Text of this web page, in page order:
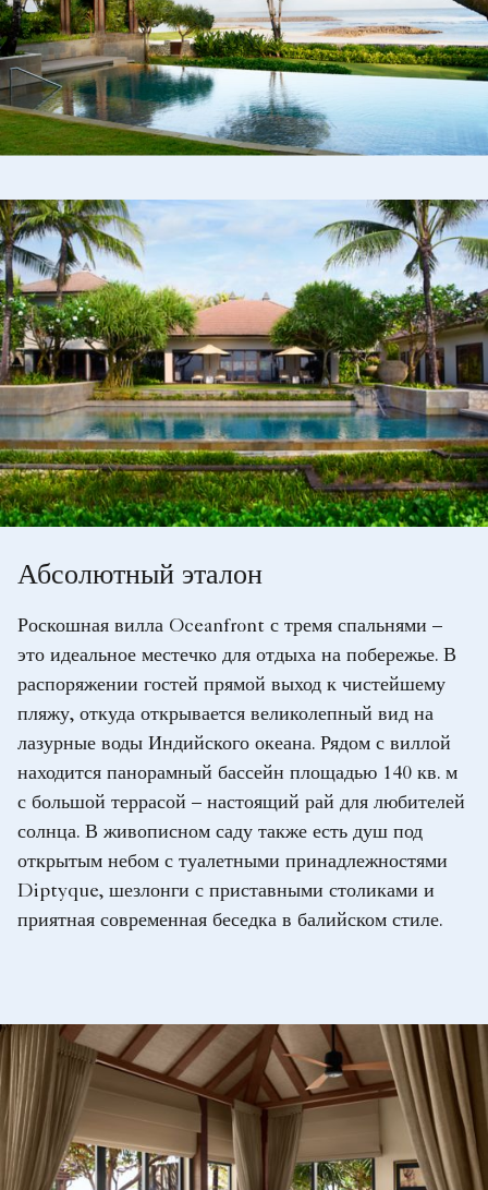
Абсолютный эталон
Роскошная вилла Oceanfront с тремя спальнями –
это идеальное местечко для отдыха на побережье. В
распоряжении гостей прямой выход к чистейшему
пляжу, откуда открывается великолепный вид на
лазурные воды Индийского океана. Рядом с виллой
находится панорамный бассейн площадью 140 кв. м
с большой террасой – настоящий рай для любителей
солнца. В живописном саду также есть душ под
открытым небом с туалетными принадлежностями
Diptyque, шезлонги с приставными столиками и
приятная современная беседка в балийском стиле.